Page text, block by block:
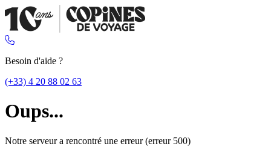
Besoin d'aide ?
(+33) 4 20 88 02 63
Oups...
Notre serveur a rencontré une erreur (erreur 500)